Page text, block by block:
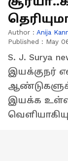
Author : Anija
Published : May
S. J. Surya
இயக்குநர்
இயக்க